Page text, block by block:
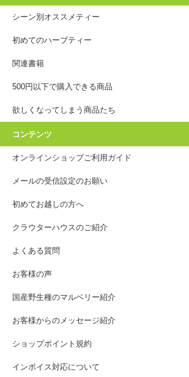
シーン別オススメティー
初めてのハーブティー
関連書籍
500円以下で購入できる商品
欲しくなってしまう商品たち
コンテンツ
オンラインショップご利用ガイド
メールの受信設定のお願い
初めてお越しの方へ
クラウターハウスのご紹介
よくある質問
お客様の声
国産野生種のマルベリー紹介
お客様からのメッセージ紹介
ショップポイント規約
インボイス対応について